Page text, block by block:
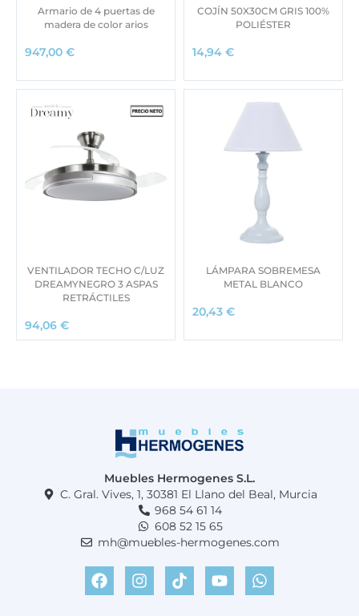
Armario de 4 puertas de
madera de color arios
947,00 €
COJÍN 50X30CM GRIS 100%
POLIÉSTER
14,94 €
VENTILADOR TECHO C/LUZ
DREAMYNEGRO 3 ASPAS
RETRÁCTILES
94,06 €
LÁMPARA SOBREMESA
METAL BLANCO
20,43 €
Muebles Hermogenes S.L.
C. Gral. Vives, 1, 30381 El Llano del Beal, Murcia
968 54 61 14
608 52 15 65
mh@muebles-hermogenes.com
F
a
c
I
n
s
T
i
k
Y
o
u
W
h
a